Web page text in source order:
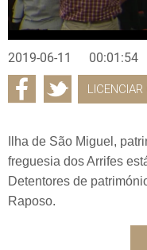
2019-06-11 00:01:54
Ilha de São Miguel,
freguesia dos Arrifes
Detentores de
Raposo.